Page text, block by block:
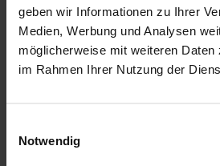
geben wir Informationen zu Ihrer
Medien, Werbung und Analysen
möglicherweise mit weiteren
im Rahmen Ihrer Nutzung der
Notwendig
In den Warenkorb
E-Mail an einen Freund
Beschreibung